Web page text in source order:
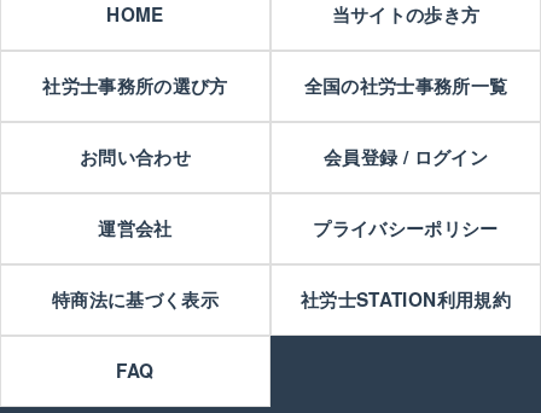
HOME 当サイトの歩き方
社労士事務所の選び方 全国の社労士事務所一覧
お問い合わせ 会員登録 / ログイン
運営会社 プライバシーポリシー
特商法に基づく表示 社労士STATION利用規約
FAQ